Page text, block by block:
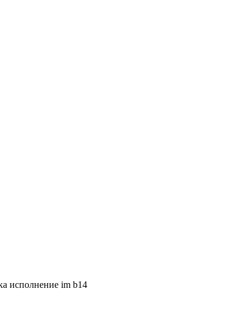
исполнение im b14